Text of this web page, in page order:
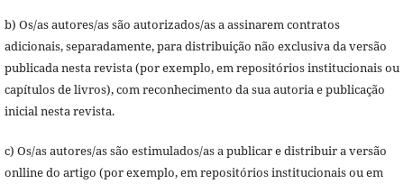
b) Os/as autores/as são autorizados/as a assinarem contratos
adicionais, separadamente, para distribuição não exclusiva da versão
publicada nesta revista (por exemplo, em repositórios institucionais ou
capítulos de livros), com reconhecimento da sua autoria e publicação
inicial nesta revista.
c) Os/as autores/as são estimulados/as a publicar e distribuir a versão
onlline do artigo (por exemplo, em repositórios institucionais ou em